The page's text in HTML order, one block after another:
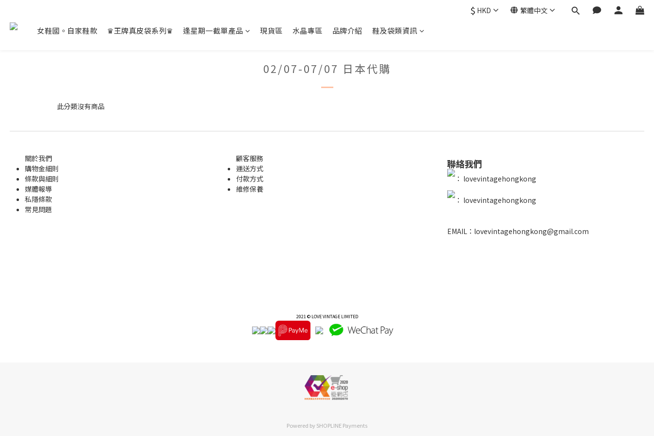
$ HKD 繁體中文
女鞋國。自家鞋款 ♛王牌真皮袋系列♛ 逢星期一截單產品 現貨區 水晶專區 品牌介紹 鞋及袋類資訊
02/07-07/07 日本代購
此分類沒有商品
關於我們
購物金細則
條款與細則
媒體報導
私隱條款
常見問題
顧客服務
運送方式
付款方式
維修保養
聯絡我們
： lovevintagehongkong
： lovevintagehongkong
EMAIL：lovevintagehongkong@gmail.com
2021 © LOVE VINTAGE LIMITED
Powered bySHOPLINE Payments